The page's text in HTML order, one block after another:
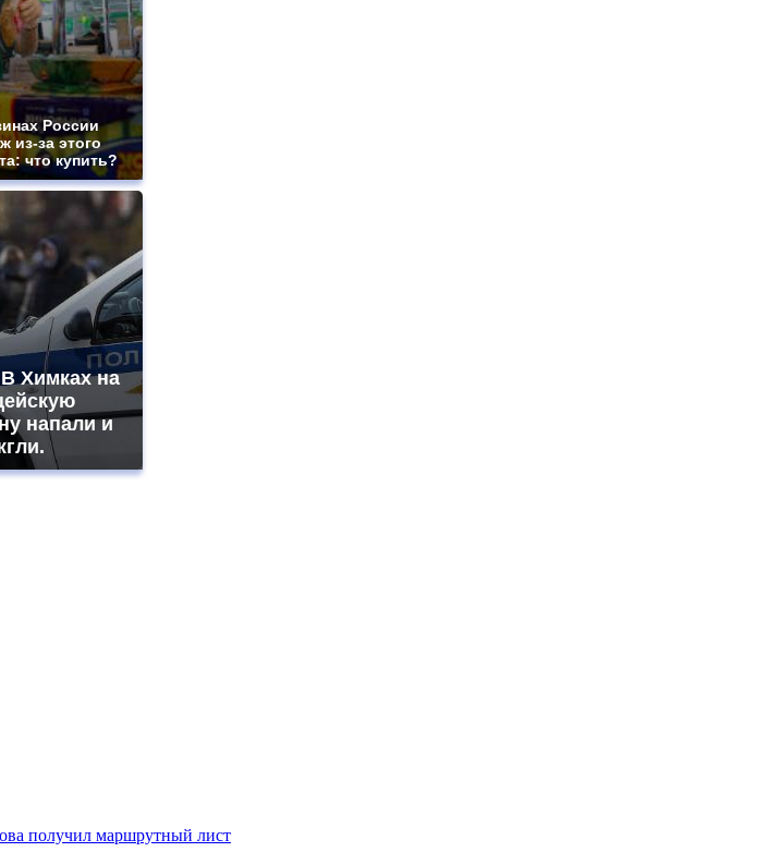
России
из-за этого
что купить?
Химках на
напали и